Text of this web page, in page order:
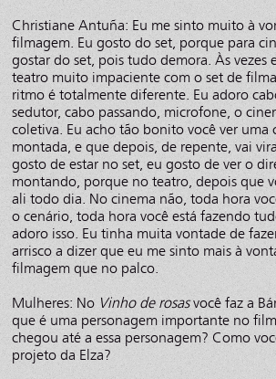
Christiane Antuña: Eu me sinto muito à
filmagem. Eu gosto do set, porque para
gostar do set, pois tudo demora. Às vezes
teatro muito impaciente com o set de
ritmo é totalmente diferente. Eu adoro
sedutor, cabo passando, microfone, o
coletiva. Eu acho tão bonito você ver uma
montada, e que depois, de repente, vai
gosto de estar no set, eu gosto de ver o
montando, porque no teatro, depois que
ali todo dia. No cinema não, toda hora
o cenário, toda hora você está fazendo
adoro isso. Eu tinha muita vontade de
arrisco a dizer que eu me sinto mais à
filmagem que no palco.
Mulheres: No Vinho de rosasvocê faz a
que é uma personagem importante no
chegou até a essa personagem? Como
projeto da Elza?